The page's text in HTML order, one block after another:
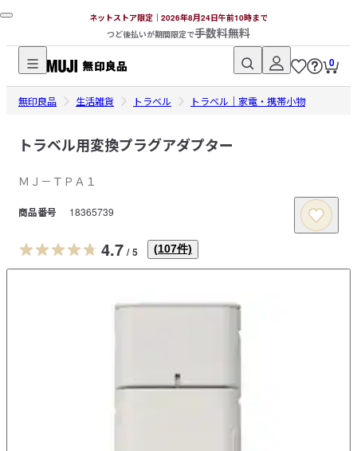
ネットストア限定｜2026年8月24日午前10時まで
つど後払いが期間限定で手数料無料
無
印
品
ッ
ス
ト
0
無印良品 生活雑貨 トラベル トラベル｜家電・携帯小物
トラベル用変換プラグアダプター
ＭＪ－ＴＰＡ１
商品番号 18365739
4.7 / 5 (107件)